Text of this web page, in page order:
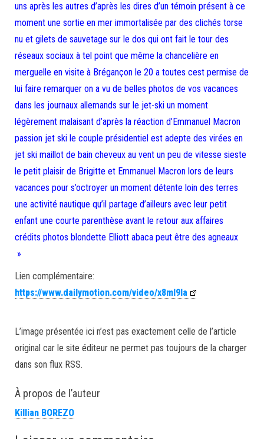
uns après les autres d’après les dires d’un témoin présent à ce
moment une sortie en mer immortalisée par des clichés torse
nu et gilets de sauvetage sur le dos qui ont fait le tour des
réseaux sociaux à tel point que même la chancelière en
merguelle en visite à Brégançon le 20 a toutes cest permise de
lui faire remarquer on a vu de belles photos de vos vacances
dans les journaux allemands sur le jet-ski un moment
légèrement malaisant d’après la réaction d’Emmanuel Macron
passion jet ski le couple présidentiel est adepte des virées en
jet ski maillot de bain cheveux au vent un peu de vitesse sieste
le petit plaisir de Brigitte et Emmanuel Macron lors de leurs
vacances pour s’octroyer un moment détente loin des terres
une activité nautique qu’il partage d’ailleurs avec leur petit
enfant une courte parenthèse avant le retour aux affaires
crédits photos blondette Elliott abaca peut être des agneaux
»
Lien complémentaire:
https://www.dailymotion.com/video/x8ml9la
L’image présentée ici n’est pas exactement celle de l’article
original car le site éditeur ne permet pas toujours de la charger
dans son flux RSS.
À propos de l’auteur
Killian BOREZO